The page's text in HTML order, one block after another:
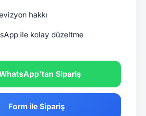
hakkı
ile kolay düzeltme
Sipariş
Form ile Sipariş